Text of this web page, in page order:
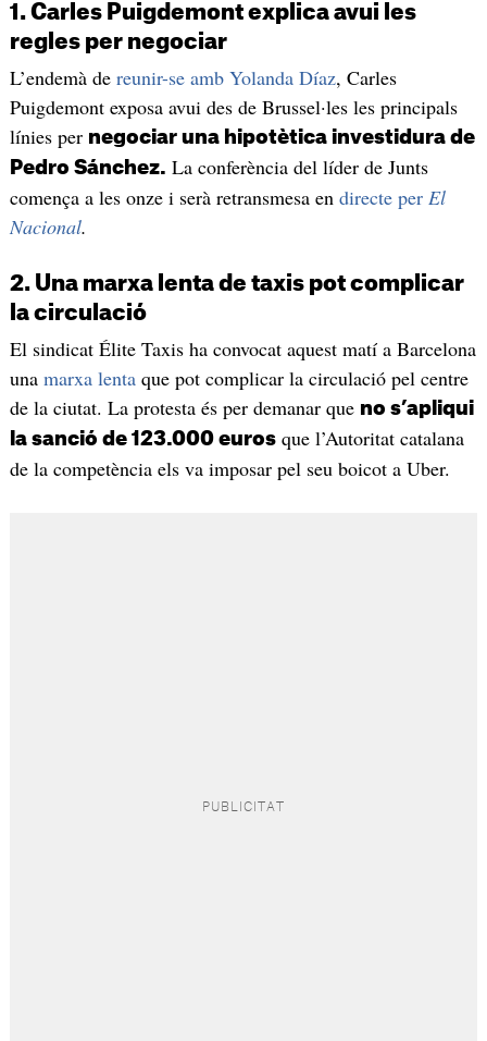
1. Carles Puigdemont explica avui les
regles per negociar
L’endemà de reunir-se amb Yolanda Díaz, Carles
Puigdemont exposa avui des de Brussel·les les principals
línies per negociar una hipotètica investidura de
Pedro Sánchez. La conferència del líder de Junts
comença a les onze i serà retransmesa en directe per El
Nacional.
2. Una marxa lenta de taxis pot complicar
la circulació
El sindicat Élite Taxis ha convocat aquest matí a Barcelona
una marxa lentaque pot complicar la circulació pel centre
de la ciutat. La protesta és per demanar que no s’apliqui
la sanció de 123.000 eurosque l’Autoritat catalana
de la competència els va imposar pel seu boicot a Uber.